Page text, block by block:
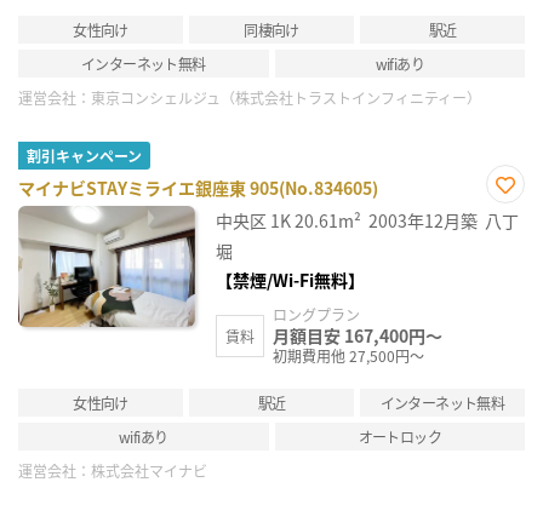
女性向け 同棲向け
駅近
インターネット無料
wifiあり
運営会社： 東京コンシェルジュ（株式会社トラストインフィニティー）
割引キャンペーン
マイナビSTAYミライエ銀座東 905(No.834605)
お気
に入
中央区 1K20.61m² 2003年12月築 八丁
堀
【禁煙/Wi-Fi無料】
賃料
ロングプラン
月額目安 167,400円～
初期費用他 27,500円～
女性向け 駅近
インターネット無料
wifiあり
オートロック
運営会社： 株式会社マイナビ